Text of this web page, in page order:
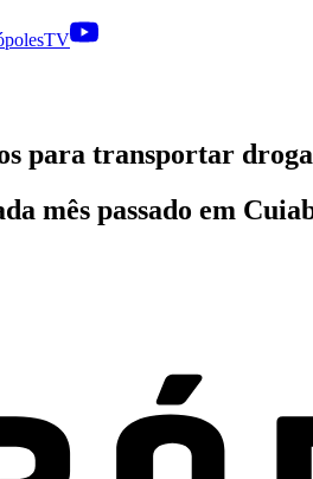
para transportar droga
mês passado em